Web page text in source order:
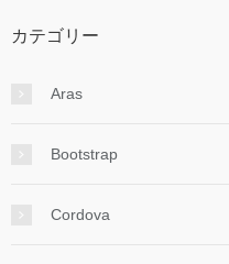
カテゴリー
Aras
Bootstrap
Cordova